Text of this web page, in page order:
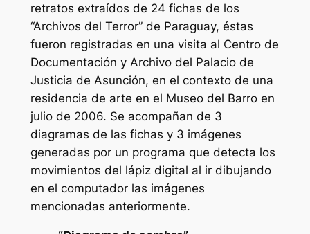
retratos extraídos de 24 fichas de los
“Archivos del Terror” de Paraguay, éstas
fueron registradas en una visita al Centro de
Documentación y Archivo del Palacio de
Justicia de Asunción, en el contexto de una
residencia de arte en el Museo del Barro en
julio de 2006. Se acompañan de 3
diagramas de las fichas y 3 imágenes
generadas por un programa que detecta los
movimientos del lápiz digital al ir dibujando
en el computador las imágenes
mencionadas anteriormente.